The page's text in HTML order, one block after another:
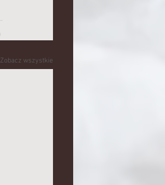
Zobacz wszystkie